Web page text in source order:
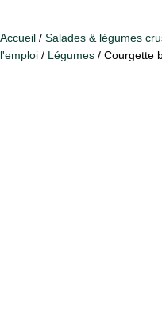
Accueil / Salades & légumes
l'emploi / Légumes / Courgette